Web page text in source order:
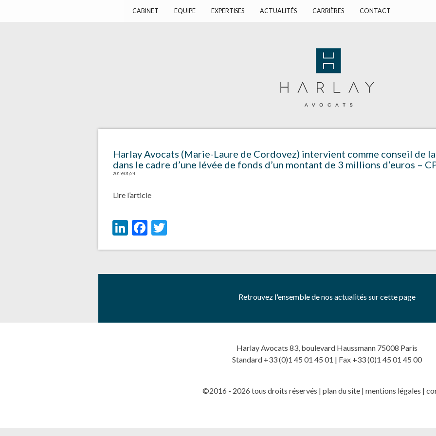
CABINET EQUIPE EXPERTISES ACTUALITÉS CARRIÈRES CONTACT
Harlay Avocats (Marie-Laure de Cordovez) intervient comme conseil de
dans le cadre d’une lévée de fonds d’un montant de 3 millions d’euros –
2019/01/24
Lire l’article
LinkedIn
Facebook
Retrouvez l'ensemble de nos actualités sur cette page
Harlay Avocats 83, boulevard Haussmann 75008 Paris
Standard +33 (0)1 45 01 45 01 | Fax +33 (0)1 45 01 45 00
©2016 - 2026 tous droits réservés | plan du site| mentions légales |